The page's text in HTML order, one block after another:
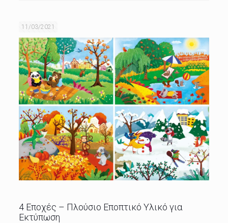
11/03/2021
4 Εποχές – Πλούσιο Εποπτικό Υλικό για
Εκτύπωση